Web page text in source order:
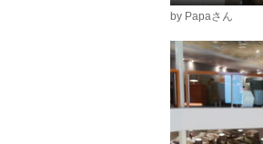
by Papaさん